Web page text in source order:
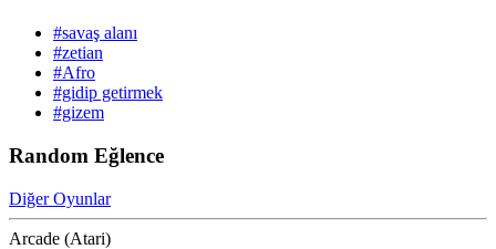
#savaş alanı
#zetian
#Afro
#gidip getirmek
#gizem
Random Eğlence
Diğer Oyunlar
Arcade (Atari)